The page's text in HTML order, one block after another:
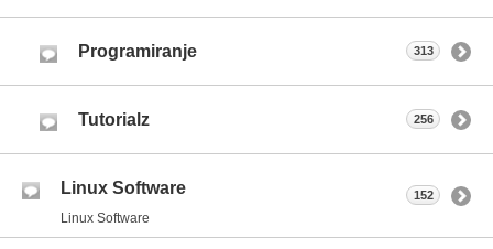
Programiranje 313
Tutorialz 256
Linux Software
Linux Software
152